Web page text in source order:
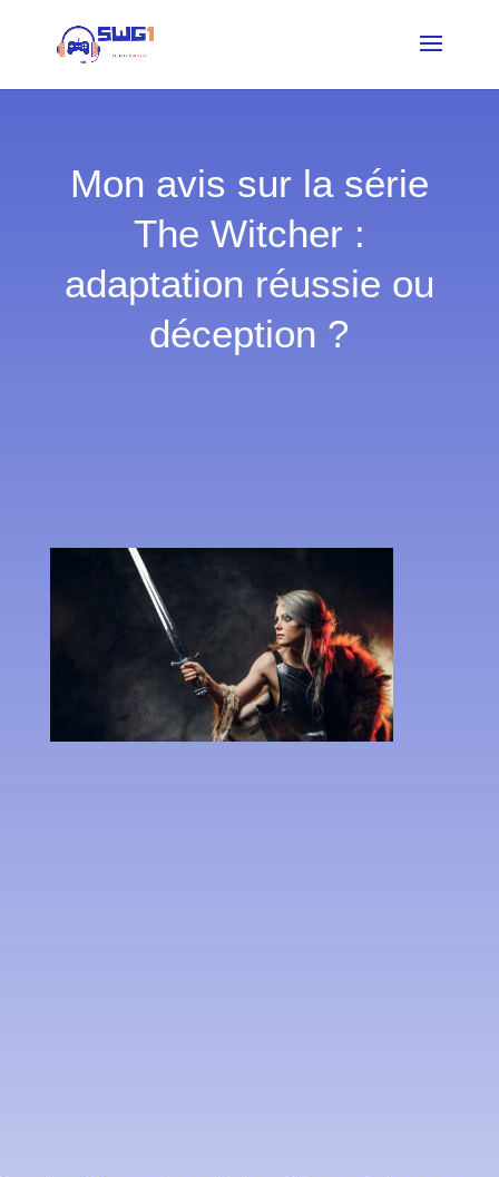
Mon avis sur la série
The Witcher :
adaptation réussie ou
déception ?